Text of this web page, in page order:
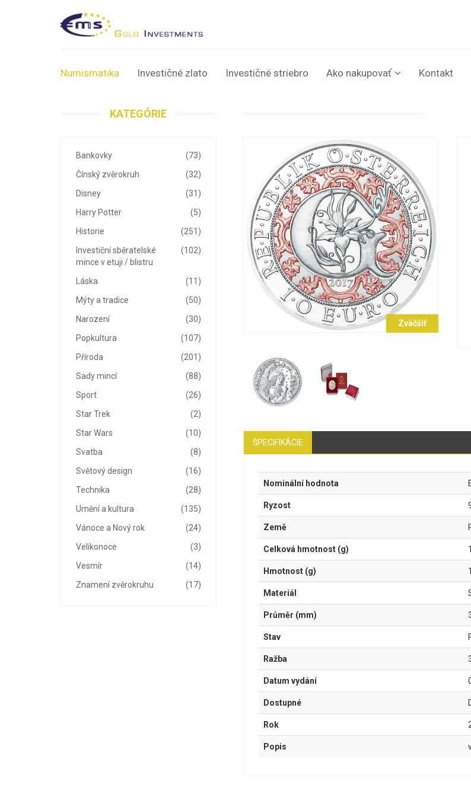
Numismatika Investičné zlato Investičné striebro Ako nakupovať Kontakt
KATEGÓRIE
(73)
Bankovky
(32)
Čínský zvěrokruh
(31)
Disney
(5)
Harry Potter
(251)
Historie
(102)
Investiční sběratelské
mince v etuji / blistru
(11)
Láska
(50)
Mýty a tradice
(30)
Narození
(107)
Popkultura
(201)
Příroda
(88)
Sady mincí
(26)
Sport
(2)
Star Trek
(10)
Star Wars
(8)
Svatba
(16)
Světový design
(28)
Technika
(135)
Umění a kultura
(24)
Vánoce a Nový rok
(3)
Velikonoce
(14)
Vesmír
(17)
Znamení zvěrokruhu
Zväčšiť
ŠPECIFIKÁCIE
Nominální hodnota
Ryzost
Země
Celková hmotnost (g)
Hmotnost (g)
Materiál
Průměr (mm)
Stav
Ražba
Datum vydání
Dostupné
Rok
Popis